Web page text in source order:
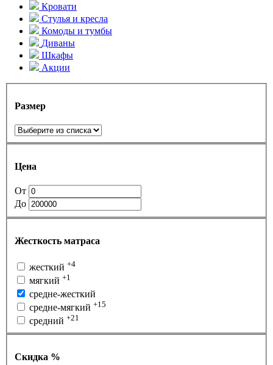
Кровати
Стулья и кресла
Комоды и тумбы
Диваны
Шкафы
Акции
Размер
Цена
От
До
Жесткость матраса
жесткий +4
мягкий +1
средне-жесткий
средне-мягкий +15
средний +21
Скидка %